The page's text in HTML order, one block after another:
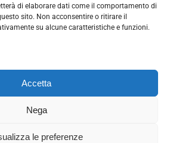
di elaborare dati come il comportamento di
sito. Non acconsentire o ritirare il
su alcune caratteristiche e funzioni.
Accetta
Nega
le preferenze
nostra Società per tutelare i Suoi dati personali.
Per contattare il DPO può scrivere a
un proprio Codice Etico, consultabile al seguente link:
Scarica il Codice Etico